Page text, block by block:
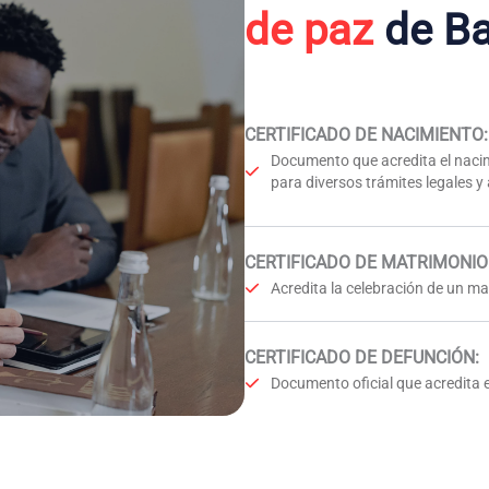
de pazde
CERTIFICADO DE NACIMIENTO:
Documento que acredita el
para diversos trámites legales
CERTIFICADO DE
Acredita la celebración de un
CERTIFICADO DE DEFUNCIÓN:
Documento oficial que acredita